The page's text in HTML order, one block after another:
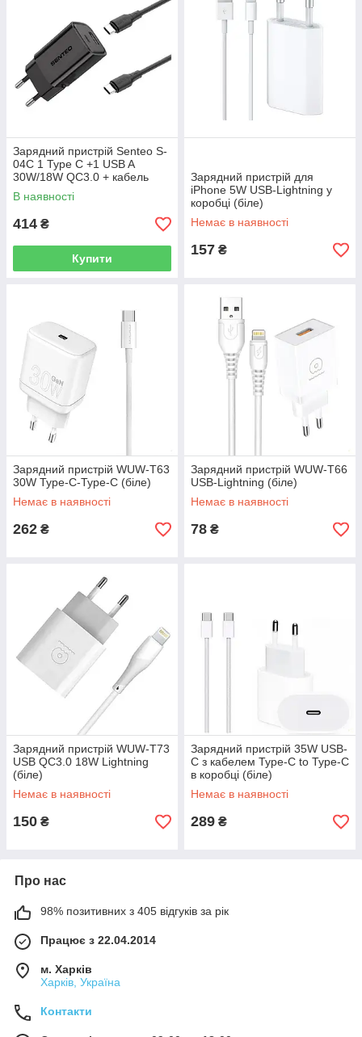
Зарядний пристрій Senteo S-
04C 1 Type C +1 USB A
30W/18W QC3.0 + кабель
Type C - Type C (чорне)
В наявності
414 ₴
Купити
Зарядний пристрій для
iPhone 5W USB-Lightning у
коробці (біле)
Немає в наявності
157 ₴
Зарядний пристрій WUW-T63
30W Type-C-Type-C (біле)
Немає в наявності
262 ₴
Зарядний пристрій WUW-T66
USB-Lightning (біле)
Немає в наявності
78 ₴
Зарядний пристрій WUW-T73
USB QC3.0 18W Lightning
(біле)
Немає в наявності
150 ₴
Зарядний пристрій 35W USB-
C з кабелем Type-C to Type-C
в коробці (біле)
Немає в наявності
289 ₴
Про нас
98% позитивних з 405 відгуків за рік
Працює з 22.04.2014
м. Харків
Харків, Україна
Контакти